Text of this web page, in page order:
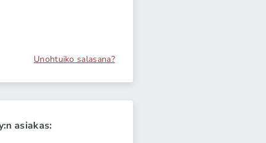
Unohtuiko salasana?
asiakas: